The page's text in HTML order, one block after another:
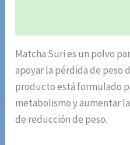
Matcha Suri es un polvo
apoyar la pérdida de peso
producto está formulado
metabolismo y aumentar
de reducción de peso.